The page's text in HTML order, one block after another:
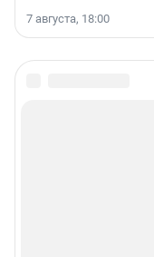
7 августа, 18:00